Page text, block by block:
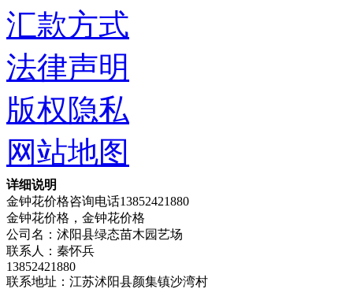
详细说明
金钟花价格咨询电话13852421880
金钟花价格，金钟花价格
公司名：沭阳县绿态苗木园艺场
联系人：秦怀兵
13852421880
联系地址：江苏沭阳县颜集镇沙湾村
汇款方式
法律声明
版权隐私
网站地图